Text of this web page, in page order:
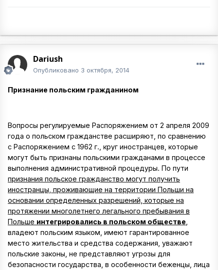
Dariush
Опубликовано 3 октября, 2014
Признание польским гражданином
Вопросы регулируемые Распоряжением от 2 апреля 2009
года о польском гражданстве расширяют, по сравнению
с Распоряжением с 1962 г., круг иностранцев, которые
могут быть признаны польскими гражданами в процессе
выполнения административной процедуры. По пути
признания польское гражданство могут получить
иностранцы, проживающие на территории Польши на
основании определенных разрешений, которые на
протяжении многолетнего легального пребывания в
Польше интегрировались в польском обществе
владеют польским языком, имеют гарантированное
место жительства и средства содержания, уважают
польские законы, не представляют угрозы для
безопасности государства, в особенности беженцы, лица